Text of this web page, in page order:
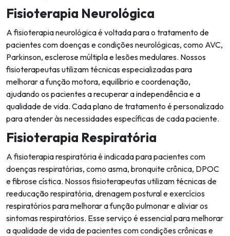
Fisioterapia Neurológica
A fisioterapia neurológica é voltada para o tratamento de
pacientes com doenças e condições neurológicas, como AVC,
Parkinson, esclerose múltipla e lesões medulares. Nossos
fisioterapeutas utilizam técnicas especializadas para
melhorar a função motora, equilíbrio e coordenação,
ajudando os pacientes a recuperar a independência e a
qualidade de vida. Cada plano de tratamento é personalizado
para atender às necessidades específicas de cada paciente.
Fisioterapia Respiratória
A fisioterapia respiratória é indicada para pacientes com
doenças respiratórias, como asma, bronquite crônica, DPOC
e fibrose cística. Nossos fisioterapeutas utilizam técnicas de
reeducação respiratória, drenagem postural e exercícios
respiratórios para melhorar a função pulmonar e aliviar os
sintomas respiratórios. Esse serviço é essencial para melhorar
a qualidade de vida de pacientes com condições crônicas e